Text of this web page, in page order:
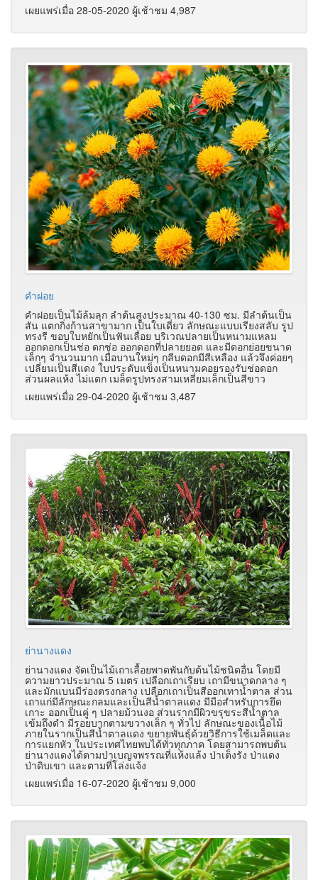
เผยแพร่เมื่อ 28-05-2020 ผู้เช้าชม 4,987
คำฝอย
คำฝอยเป็นไม้ล้มลุก ลำต้นสูงประมาณ 40-130 ซม. มีลำต้นเป็น
สัน แตกกิ่งก้านสาขามาก เป็นใบเดี่ยว ลักษณะแบบเรียงสลับ รูป
ทรงรี ขอบใบหยักเป็นฟันเลื่อย บริเวณปลายเป็นหนามแหลม
ออกดอกเป็นช่อ ดกช่อ ออกดอกที่ปลายยอด และมีดอกย่อยขนาด
เล็กๆ จำนวนมาก เมื่อบานใหม่ๆ กลีบดอกมีสีเหลือง แล้วจึงค่อยๆ
เปลี่ยนเป็นสีแดง ใบประดับแข็งเป็นหนามคอยรองรับช่อดอก
ส่วนผลแห้ง ไม่แตก เมล็ดรูปทรงสามเหลี่ยมเล็กเป็นสีขาว
เผยแพร่เมื่อ 29-04-2020 ผู้เช้าชม 3,487
ย่านางแดง
ย่านางแดง จัดเป็นไม้เถาเลื้อยพาดพันกับต้นไม้ชนิดอื่น โดยมี
ความยาวประมาณ 5 เมตร เปลือกเถาเรียบ เถามีขนาดกลาง ๆ
และมักแบนมีร่องตรงกลาง เปลือกเถาเป็นสีออกเทาน้ำตาล ส่วน
เถาแก่มีลักษณะกลมและเป็นสีน้ำตาลแดง มีมือสำหรับการยึด
เกาะ ออกเป็นคู่ ๆ ปลายม้วนงอ ส่วนรากมีผิวขรุขระสีน้ำตาล
เข้มถึงดำ มีรอยบากตามขวางเล็ก ๆ ทั่วไป ลักษณะของเนื้อไม้
ภายในรากเป็นสีน้ำตาลแดง ขยายพันธุ์ด้วยวิธีการใช้เมล็ดและ
การแยกหัว ในประเทศไทยพบได้ทั่วทุกภาค โดยสามารถพบต้น
ย่านางแดงได้ตามป่าเบญจพรรณที่แห้งแล้ง ป่าเต็งรัง ป่าแดง
ป่าดิบเขา และตามที่โล่งแจ้ง
เผยแพร่เมื่อ 16-07-2020 ผู้เช้าชม 9,000